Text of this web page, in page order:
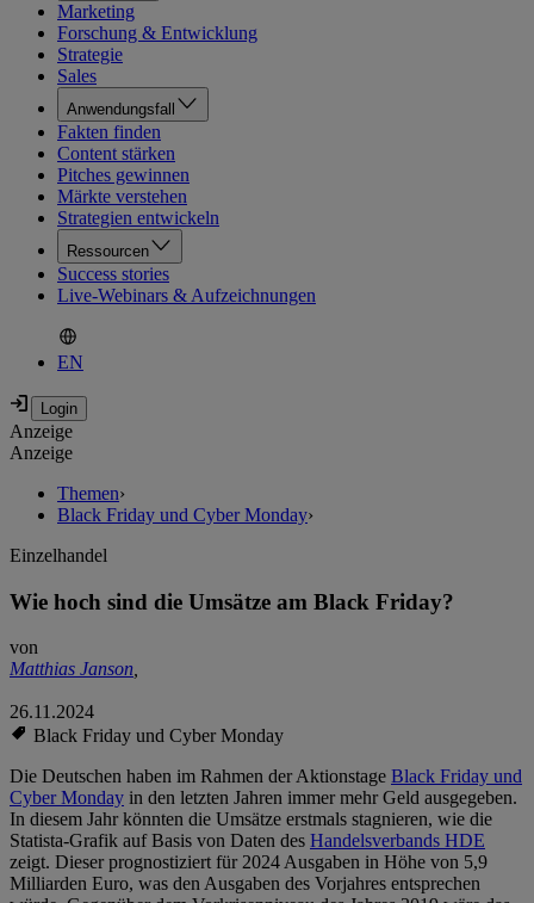
Marketing
Forschung & Entwicklung
Strategie
Sales
Anwendungsfall
Fakten finden
Content stärken
Pitches gewinnen
Märkte verstehen
Strategien entwickeln
Ressourcen
Success stories
Live-Webinars & Aufzeichnungen
EN
Anzeige
Anzeige
Themen›
Black Friday und Cyber Monday›
Einzelhandel
Wie hoch sind die Umsätze am Black Friday?
von
Matthias Janson,
26.11.2024
Black Friday und Cyber Monday
Die Deutschen haben im Rahmen der Aktionstage Black Friday und
Cyber Monday in den letzten Jahren immer mehr Geld ausgegeben.
In diesem Jahr könnten die Umsätze erstmals stagnieren, wie die
Statista-Grafik auf Basis von Daten des Handelsverbands HDE
zeigt. Dieser prognostiziert für 2024 Ausgaben in Höhe von 5,9
Milliarden Euro, was den Ausgaben des Vorjahres entsprechen